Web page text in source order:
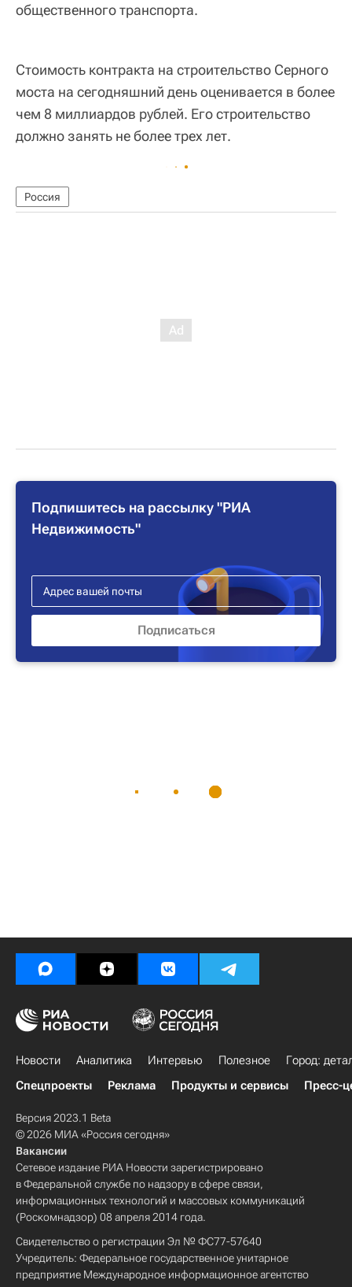
общественного транспорта.
Стоимость контракта на строительство Серного
моста на сегодняшний день оценивается в более
чем 8 миллиардов рублей. Его строительство
должно занять не более трех лет.
Россия
Подпишитесь на рассылку "РИА
Недвижимость"
Новости Аналитика Интервью Полезное
Город:
Спецпроекты
Реклама Продукты и сервисы Пресс-
Версия 2023.1 Beta
© 2026 МИА «Россия сегодня»
Вакансии
Сетевое издание РИА Новости зарегистрировано
в Федеральной службе по надзору в сфере связи,
информационных технологий и массовых коммуникаций
(Роскомнадзор) 08 апреля 2014 года.
Свидетельство о регистрации Эл № ФС77-57640
Учредитель: Федеральное государственное унитарное
предприятие Международное информационное агентство